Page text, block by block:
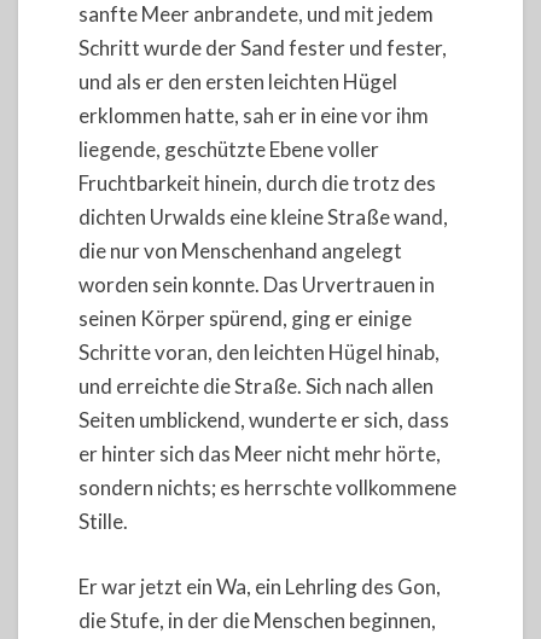
sanfte Meer anbrandete, und mit jedem
Schritt wurde der Sand fester und fester,
und als er den ersten leichten Hügel
erklommen hatte, sah er in eine vor ihm
liegende, geschützte Ebene voller
Fruchtbarkeit hinein, durch die trotz des
dichten Urwalds eine kleine Straße wand,
die nur von Menschenhand angelegt
worden sein konnte. Das Urvertrauen in
seinen Körper spürend, ging er einige
Schritte voran, den leichten Hügel hinab,
und erreichte die Straße. Sich nach allen
Seiten umblickend, wunderte er sich, dass
er hinter sich das Meer nicht mehr hörte,
sondern nichts; es herrschte vollkommene
Stille.
Er war jetzt ein Wa, ein Lehrling des Gon,
die Stufe, in der die Menschen beginnen,